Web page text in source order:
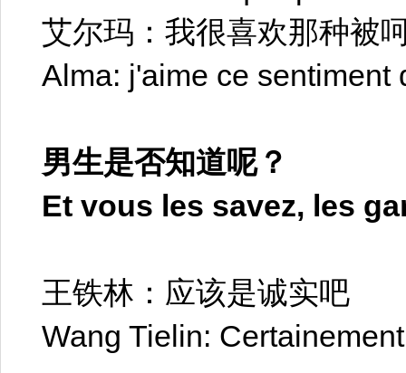
艾尔玛：我很喜欢那种被
Alma: j'aime ce sentiment
男生是否知道呢？
Et vous les savez, les
王铁林：应该是诚实吧
Wang Tielin: